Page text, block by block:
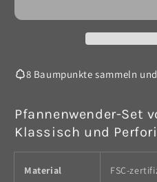
8 Baumpunkte sammeln
Pfannenwender-Set
Klassisch und
Material FSC-